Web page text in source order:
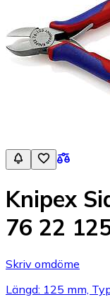
Knipex
76 22
Skriv omdöme
Längd: 125 mm,